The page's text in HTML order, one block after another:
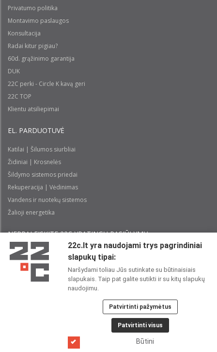
Privatumo politika
Montavimo paslaugos
Konsultacija
Radai kitur pigiau?
60d. grąžinimo garantija
DUK
22C perki - Circle K kavą geri
22C TOP
Klientu atsiliepimai
EL. PARDUOTUVĖ
Katilai | Šilumos siurbliai
Židiniai | Krosnelės
Šildymo sistemos priedai
Rekuperacija | Vėdinimas
Vandens ir nuotekų sistemos
Žalioji energetika
NEPRALEISKITE 22С YPATINGŲ PASIŪLYMŲ:
Perskaičiau ir sutinku su 22CPrivatumo politika
22C SOCIALINIUOSE TINKLUOSE:
22c.lt yra naudojami trys pagrindiniai
slapukų tipai:
Naršydami toliau Jūs sutinkate su būtinaisiais
slapukais. Taip pat galite sutikti ir su kitų slapukų
naudojimu.
Patvirtinti pažymėtus
Patvirtinti visus
Būtini